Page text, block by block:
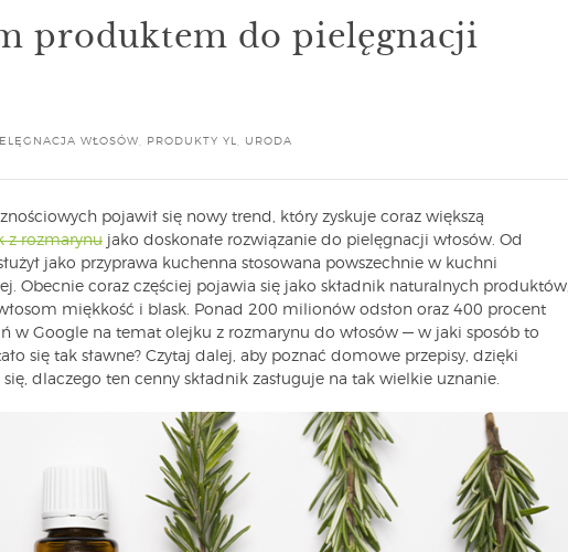
produktem do pielęgnacji
WŁOSÓW PRODUKTY YL URODA
pojawił się nowy trend, który zyskuje coraz większą
z rozmarynu jako doskonałe rozwiązanie do pielęgnacji włosów. Od
jako przyprawa kuchenna stosowana powszechnie w kuchni
Obecnie coraz częściej pojawia się jako składnik naturalnych produktów,
miękkość i blask. Ponad 200 milionów odsłon oraz 400 procent
w Google na temat olejku z rozmarynu do włosów — w jaki sposób to
się tak sławne? Czytaj dalej, aby poznać domowe przepisy, dzięki
dlaczego ten cenny składnik zasługuje na tak wielkie uznanie.